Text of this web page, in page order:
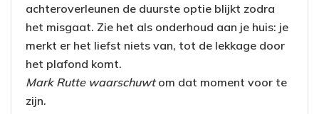
achteroverleunen de duurste optie blijkt zodra
het misgaat. Zie het als onderhoud aan je huis: je
merkt er het liefst niets van, tot de lekkage door
het plafond komt.
Mark Rutte waarschuwtom dat moment voor te
zijn.